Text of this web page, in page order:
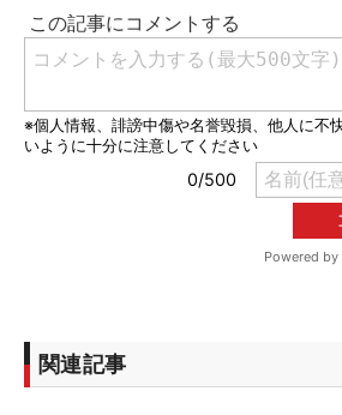
関連記事